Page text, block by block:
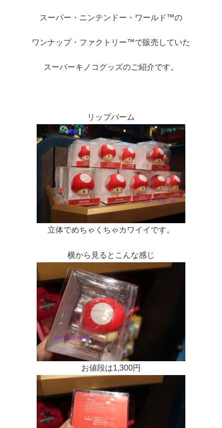
スーパー・ニンテンドー・ワールド™の
ワンナップ・ファクトリー™で販売していた
スーパーキノコグッズのご紹介です。
リップバーム
立体でめちゃくちゃカワイイです。
横から見るとこんな感じ
お値段は1,300円